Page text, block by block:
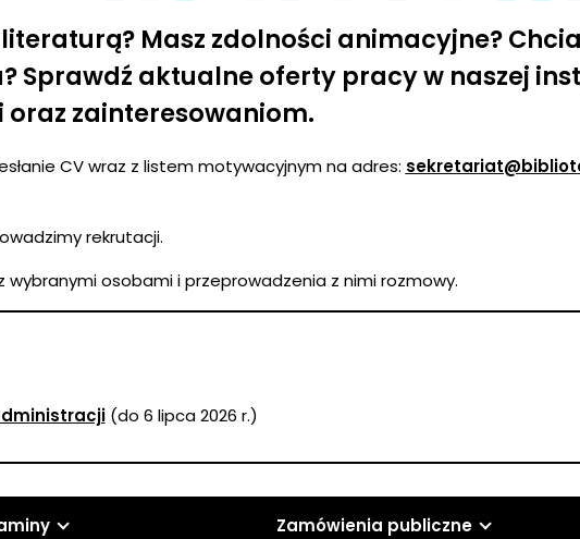
Masz zdolności animacyjne?
Sprawdź aktualne oferty pracy w naszej
zainteresowaniom.
CV wraz z listem motywacyjnym na adres:
rekrutacji.
osobami i przeprowadzenia z nimi rozmowy.
(do 6 lipca 2026 r.)
Zamówienia publiczne